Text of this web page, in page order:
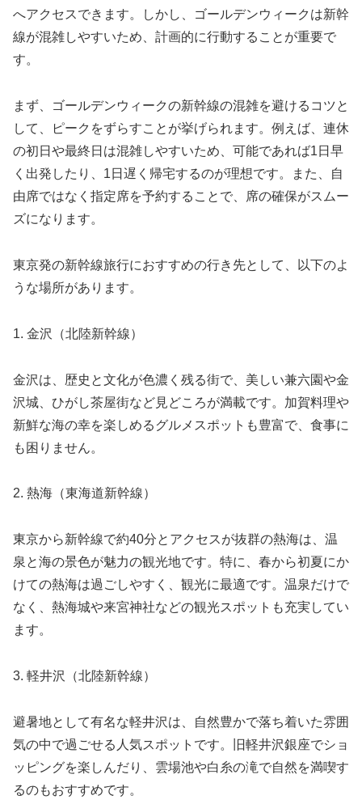
へアクセスできます。しかし、ゴールデンウィークは新幹
線が混雑しやすいため、計画的に行動することが重要で
す。
まず、ゴールデンウィークの新幹線の混雑を避けるコツと
して、ピークをずらすことが挙げられます。例えば、連休
の初日や最終日は混雑しやすいため、可能であれば1日早
く出発したり、1日遅く帰宅するのが理想です。また、自
由席ではなく指定席を予約することで、席の確保がスムー
ズになります。
東京発の新幹線旅行におすすめの行き先として、以下のよ
うな場所があります。
1. 金沢（北陸新幹線）
金沢は、歴史と文化が色濃く残る街で、美しい兼六園や金
沢城、ひがし茶屋街など見どころが満載です。加賀料理や
新鮮な海の幸を楽しめるグルメスポットも豊富で、食事に
も困りません。
2. 熱海（東海道新幹線）
東京から新幹線で約40分とアクセスが抜群の熱海は、温
泉と海の景色が魅力の観光地です。特に、春から初夏にか
けての熱海は過ごしやすく、観光に最適です。温泉だけで
なく、熱海城や来宮神社などの観光スポットも充実してい
ます。
3. 軽井沢（北陸新幹線）
避暑地として有名な軽井沢は、自然豊かで落ち着いた雰囲
気の中で過ごせる人気スポットです。旧軽井沢銀座でショ
ッピングを楽しんだり、雲場池や白糸の滝で自然を満喫す
るのもおすすめです。